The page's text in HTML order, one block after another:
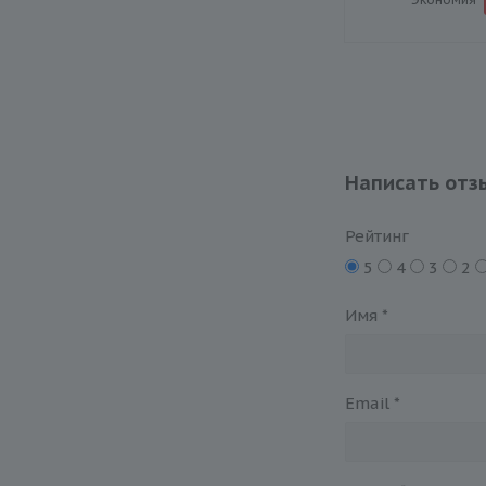
Написать
Рейтинг
5
4 3 2
Имя *
Email *